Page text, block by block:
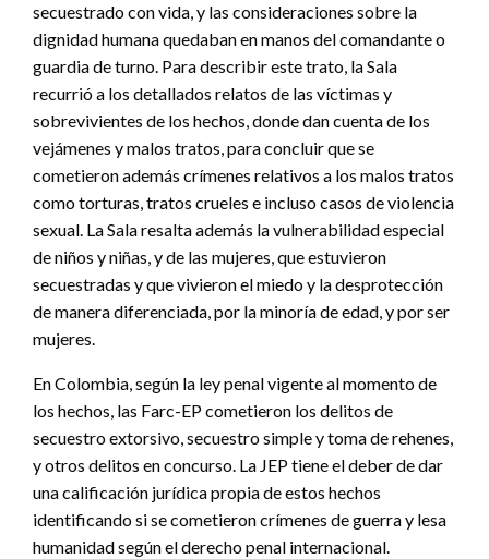
secuestrado con vida, y las consideraciones sobre la
dignidad humana quedaban en manos del comandante o
guardia de turno. Para describir este trato, la Sala
recurrió a los detallados relatos de las víctimas y
sobrevivientes de los hechos, donde dan cuenta de los
vejámenes y malos tratos, para concluir que se
cometieron además crímenes relativos a los malos tratos
como torturas, tratos crueles e incluso casos de violencia
sexual. La Sala resalta además la vulnerabilidad especial
de niños y niñas, y de las mujeres, que estuvieron
secuestradas y que vivieron el miedo y la desprotección
de manera diferenciada, por la minoría de edad, y por ser
mujeres.
En Colombia, según la ley penal vigente al momento de
los hechos, las Farc-EP cometieron los delitos de
secuestro extorsivo, secuestro simple y toma de rehenes,
y otros delitos en concurso. La JEP tiene el deber de dar
una calificación jurídica propia de estos hechos
identificando si se cometieron crímenes de guerra y lesa
humanidad según el derecho penal internacional.